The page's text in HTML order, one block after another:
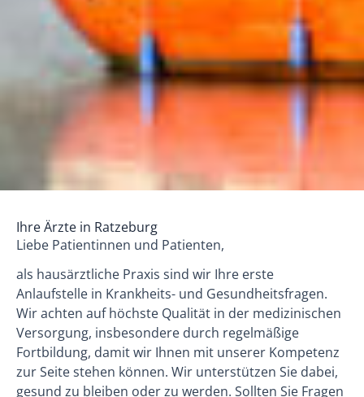
Ihre Ärzte in Ratzeburg
Liebe Patientinnen und Patienten,
als hausärztliche Praxis sind wir Ihre erste
Anlaufstelle in Krankheits- und Gesundheitsfragen.
Wir achten auf höchste Qualität in der medizinischen
Versorgung, insbesondere durch regelmäßige
Fortbildung, damit wir Ihnen mit unserer Kompetenz
zur Seite stehen können. Wir unterstützen Sie dabei,
gesund zu bleiben oder zu werden. Sollten Sie Fragen